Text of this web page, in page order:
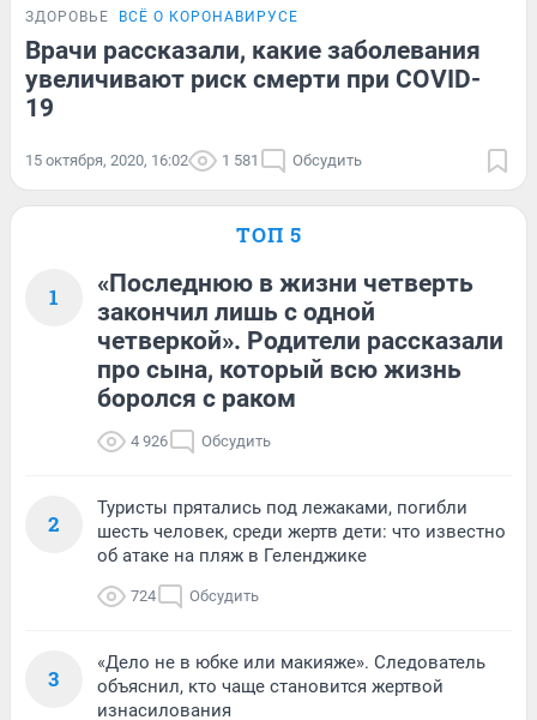
ЗДОРОВЬЕ ВСЁ О КОРОНАВИРУСЕ
Врачи рассказали, какие заболевания
увеличивают риск смерти при COVID-
19
15 октября, 2020, 16:02 1 581 Обсудить
ТОП 5
1
«Последнюю в жизни четверть
закончил лишь с одной
четверкой». Родители рассказали
про сына, который всю жизнь
боролся с раком
4 926 Обсудить
2
Туристы прятались под лежаками, погибли
шесть человек, среди жертв дети: что известно
об атаке на пляж в Геленджике
724 Обсудить
3
«Дело не в юбке или макияже». Следователь
объяснил, кто чаще становится жертвой
изнасилования